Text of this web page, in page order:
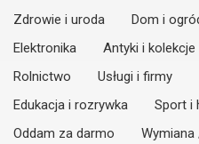
Zdrowie i uroda
Dom i
Elektronika
Antyki i kolekcje
Rolnictwo
Usługi i firmy
Edukacja i rozrywka
Sport i
Oddam za darmo